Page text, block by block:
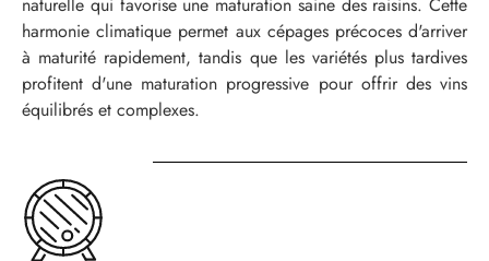
harmonie climatique permet aux cépages précoces d'arriver
à maturité rapidement, tandis que les variétés plus tardives
profitent d'une maturation progressive pour offrir des vins
équilibrés et complexes.